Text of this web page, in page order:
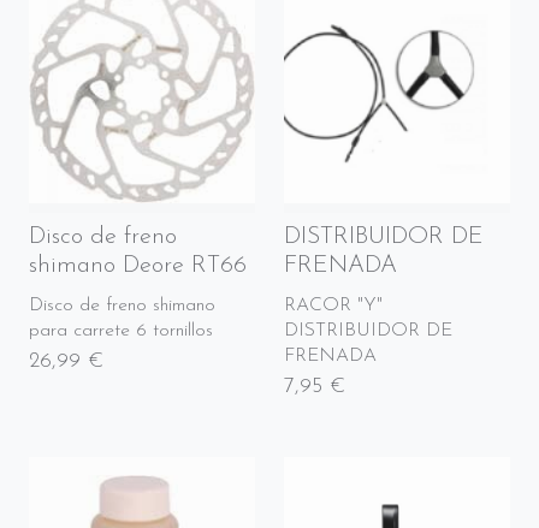
Disco de freno
shimano Deore RT66
Disco de freno shimano
para carrete 6 tornillos
26,99 €
DISTRIBUIDOR DE
FRENADA
RACOR "Y"
DISTRIBUIDOR DE
FRENADA
7,95 €